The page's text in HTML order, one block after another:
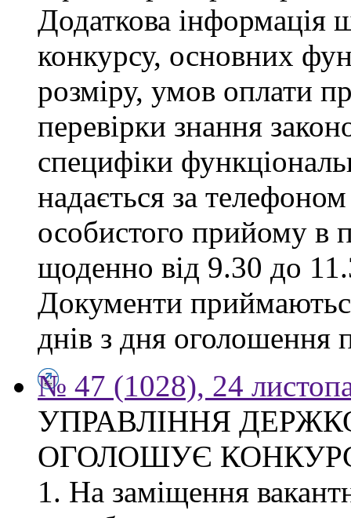
Додаткова інформація
конкурсу, основних
розміру, умов оплати
перевірки знання
специфіки
надається за
особистого прийому в
щоденно від 9.30 до
Документи
днів з дня оголошення
№ 47 (1028), 24
УПРАВЛІННЯ
ОГОЛОШУЄ
1. На заміщення